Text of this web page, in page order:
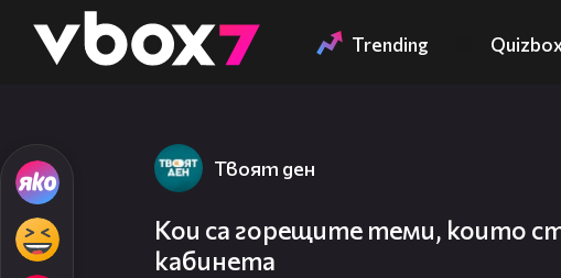
👾 Trending
Твоят ден
Кои са горещите теми, които
кабинета